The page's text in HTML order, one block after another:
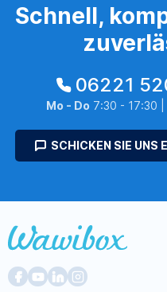
Schnell,
06221
Mo - Do 7:30 - 17:30 |
SCHICKEN SIE UNS